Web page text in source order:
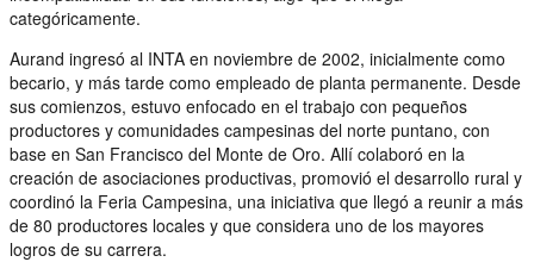
categóricamente.
Aurand ingresó al INTA en noviembre de 2002, inicialmente como
becario, y más tarde como empleado de planta permanente. Desde
sus comienzos, estuvo enfocado en el trabajo con pequeños
productores y comunidades campesinas del norte puntano, con
base en San Francisco del Monte de Oro. Allí colaboró en la
creación de asociaciones productivas, promovió el desarrollo rural y
coordinó la Feria Campesina, una iniciativa que llegó a reunir a más
de 80 productores locales y que considera uno de los mayores
logros de su carrera.